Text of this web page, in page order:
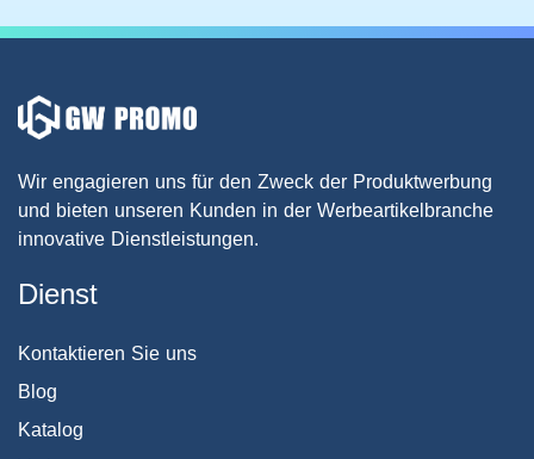
Wir engagieren uns für den Zweck der Produktwerbung
und bieten unseren Kunden in der Werbeartikelbranche
innovative Dienstleistungen.
Dienst
Kontaktieren Sie uns
Blog
Katalog